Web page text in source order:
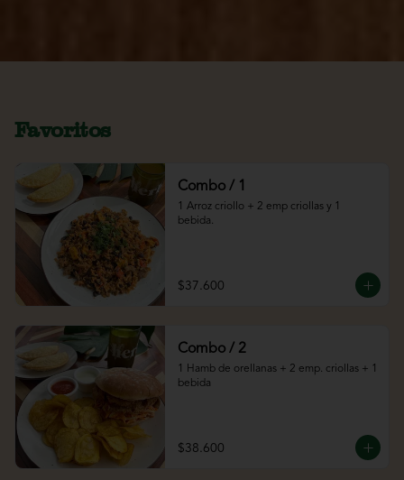
Favoritos
Combo / 1
1 Arroz criollo + 2 emp criollas y 1
bebida.
$37.600
Combo / 2
1 Hamb de orellanas + 2 emp. criollas + 1
bebida
$38.600